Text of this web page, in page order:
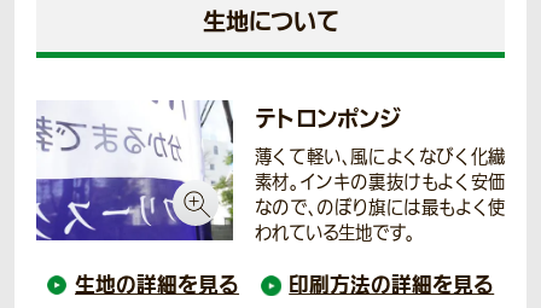
生地について
テトロンポンジ
薄くて軽い、風によくなびく化繊
素材。インキの裏抜けもよく安価
なので、のぼり旗には最もよく使
われている生地です。
生地の詳細を見る 印刷方法の詳細を見る